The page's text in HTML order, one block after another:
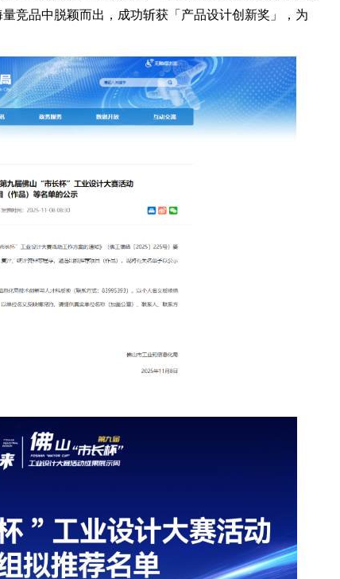
竞品中脱颖而出，成功斩获「产品设计创新奖」，为